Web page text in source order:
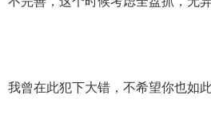
我曾在此犯下大错，不希望你也如此